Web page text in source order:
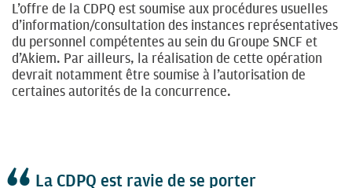
L’offre de la CDPQ est soumise aux procédures usuelles
d’information/consultation des instances représentatives
du personnel compétentes au sein du Groupe SNCF et
d’Akiem. Par ailleurs, la réalisation de cette opération
devrait notamment être soumise à l’autorisation de
certaines autorités de la concurrence.
La CDPQ est ravie de se porter